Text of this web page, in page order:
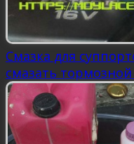
Смазка для
смазать